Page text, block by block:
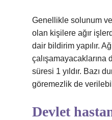
Genellikle solunum
olan kişilere ağır
dair bildirim yapılır.
çalışamayacaklarına
süresi 1 yıldır. Bazı
göremezlik de
Devlet